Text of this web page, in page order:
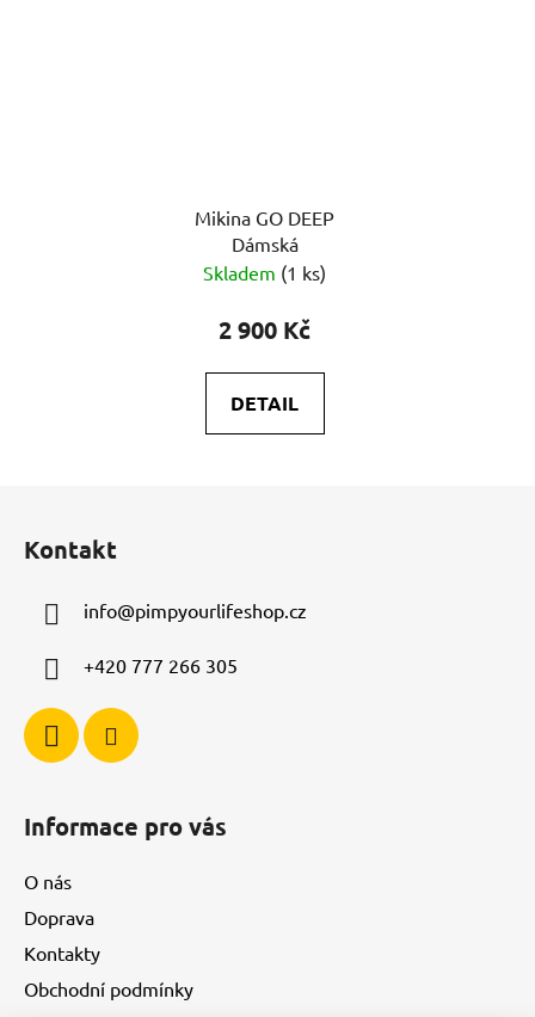
Mikina GO DEEP
Dámská
Skladem (1 ks)
2 900 Kč
DETAIL
Kontakt
info@pimpyourlifeshop.cz
+420 777 266 305
Informace pro vás
O nás
Doprava
Kontakty
Obchodní podmínky